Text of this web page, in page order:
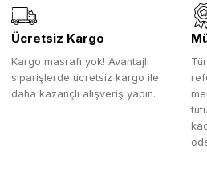
Ücretsiz Kargo
Kargo masrafı yok! Avantajlı
siparişlerde ücretsiz kargo ile
daha kazançlı alışveriş yapın.